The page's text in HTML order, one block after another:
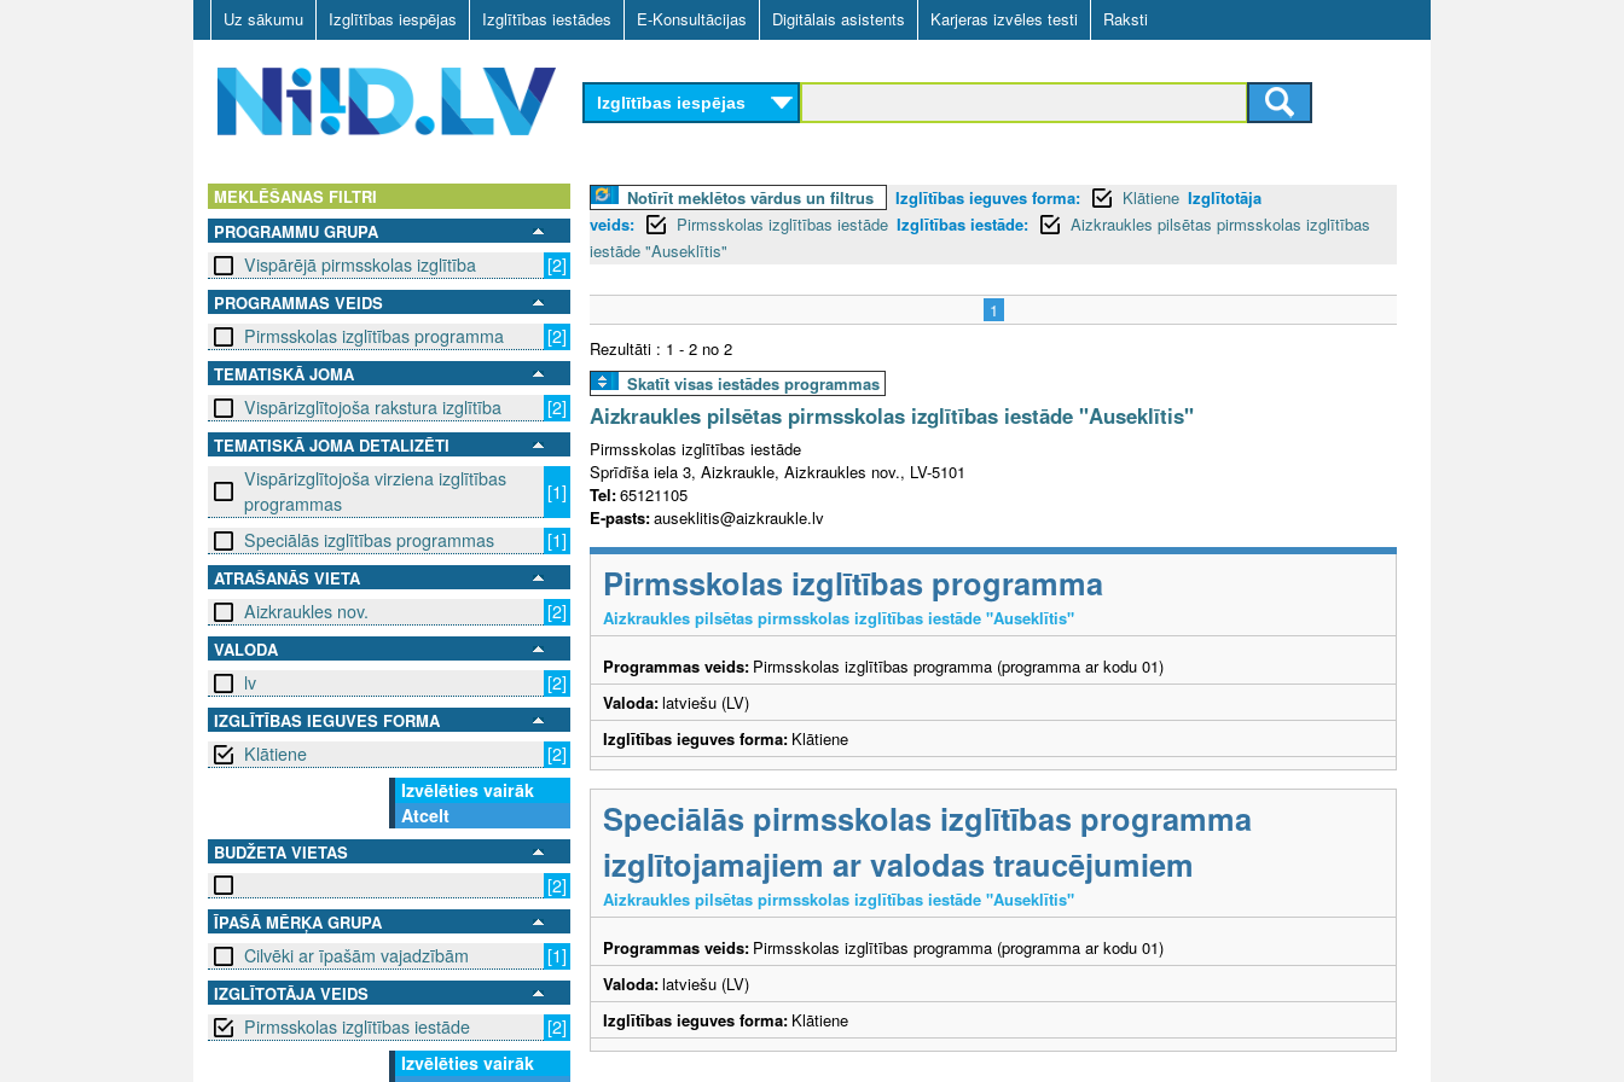
Skip
to
main
content
Uz sākumu Izglītības iespējas Izglītības iestādes E-Konsultācijas Digitālais asistents Karjeras izvēles testi Raksti
D
L
V
Izglītības iespējas
MEKLĒŠANAS FILTRI
PROGRAMMU GRUPA
Vispārējā pirmsskolas izglītība [2]
PROGRAMMAS VEIDS
Pirmsskolas izglītības programma [2]
TEMATISKĀ JOMA
Vispārizglītojoša rakstura izglītība [2]
TEMATISKĀ JOMA DETALIZĒTI
Vispārizglītojoša virziena izglītības
programmas
[1]
Speciālās izglītības programmas
[1]
ATRAŠANĀS VIETA
Aizkraukles nov. [2]
VALODA
lv [2]
IZGLĪTĪBAS IEGUVES FORMA
Klātiene
[2]
Izvēlēties vairāk
Atcelt
BUDŽETA VIETAS
[2]
ĪPAŠĀ MĒRĶA GRUPA
Cilvēki ar īpašām vajadzībām [1]
IZGLĪTOTĀJA VEIDS
Pirmsskolas izglītības iestāde
[2]
Izvēlēties vairāk
Notīrīt meklētos vārdus un filtrus Izglītības ieguves forma: Klātiene Izglītotāja
veids:
Pirmsskolas izglītības iestāde Izglītības iestāde:
Aizkraukles pilsētas pirmsskolas izglītības
iestāde "Auseklītis"
1
Rezultāti : 1 - 2 no 2
Skatīt visas iestādes programmas
Aizkraukles pilsētas pirmsskolas izglītības iestāde "Auseklītis"
Pirmsskolas izglītības iestāde
Sprīdīša iela 3, Aizkraukle, Aizkraukles nov., LV-5101
Tel:65121105
E-pasts:auseklitis@aizkraukle.lv
Pirmsskolas izglītības programma
Aizkraukles pilsētas pirmsskolas izglītības iestāde "Auseklītis"
Programmas veids: Pirmsskolas izglītības programma (programma ar kodu 01)
Valoda:latviešu (LV)
Izglītības ieguves forma: Klātiene
Speciālās pirmsskolas izglītības programma
izglītojamajiem ar valodas traucējumiem
Aizkraukles pilsētas pirmsskolas izglītības iestāde "Auseklītis"
Programmas veids: Pirmsskolas izglītības programma (programma ar kodu 01)
Valoda:latviešu (LV)
Izglītības ieguves forma: Klātiene